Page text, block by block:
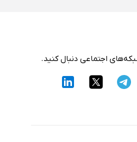
شبکه‌های اجتماعی دنبال کنید.